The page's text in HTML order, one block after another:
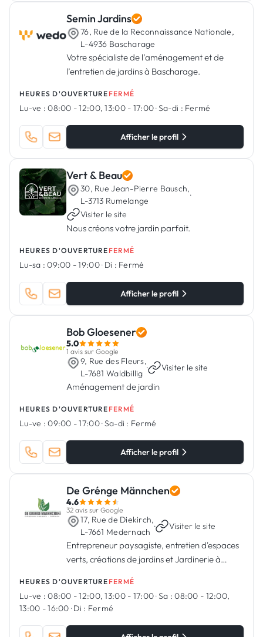
Semin Jardins
76, Rue de la Reconnaissance Nationale,
L-4936 Bascharage
Votre spécialiste de l’aménagement et de
l’entretien de jardins à Bascharage.
HEURES D'OUVERTURE FERMÉ
Lu-ve : 08:00 - 12:00, 13:00 - 17:00·Sa-di : Fermé
Afficher le profil
Vert & Beau
30, Rue Jean-Pierre Bausch,
L-3713 Rumelange
·
Visiter le site
Nous créons votre jardin parfait.
HEURES D'OUVERTURE FERMÉ
Lu-sa : 09:00 - 19:00· Di : Fermé
Afficher le profil
Bob Gloesener
5.0
1 avis sur Google
9, Rue des Fleurs,
L-7681 Waldbillig
· Visiter le site
Aménagement de jardin
HEURES D'OUVERTURE FERMÉ
Lu-ve : 09:00 - 17:00·Sa-di : Fermé
Afficher le profil
De Grénge Männchen
4.6
32 avis sur Google
17, Rue de Diekirch,
L-7661 Medernach
· Visiter le site
Entrepreneur paysagiste, entretien d'espaces
verts, créations de jardins et Jardinerie à
HEURES D'OUVERTURE FERMÉ
Lu-ve : 08:00 - 12:00, 13:00 - 17:00·Sa : 08:00 - 12:00,
13:00 - 16:00 ·Di : Fermé